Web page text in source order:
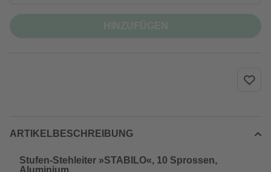
ARTIKELBESCHREIBUNG
Stufen-Stehleiter »STABILO«, 10 Sprossen,
Aluminium